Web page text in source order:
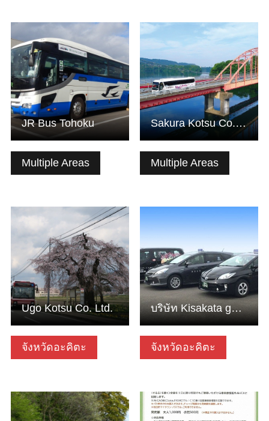
Multiple Areas
ดูข้อมูลพื้นฐาน
JR Bus Tohoku
Multiple Areas
ดูข้อมูลพื้นฐาน
Sakura Kotsu Co., Ltd.
จังหวัดอะคิตะ
ดูข้อมูลพื้นฐาน
Ugo Kotsu Co. Ltd.
จังหวัดอะคิตะ
ดูข้อมูลพื้นฐาน
บริษัท Kisakata godo kotsu จำกัด
ดูข้อมูลพื้นฐาน ดูข้อมูลพื้นฐาน